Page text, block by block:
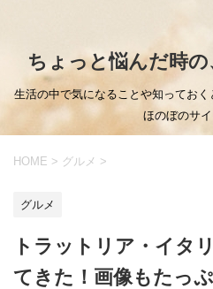
ちょっと悩んだ時
生活の中で気になることや知っておく
ほのぼのサ
HOME > グルメ >
グルメ
トラットリア・イタ
てきた！画像もたっ